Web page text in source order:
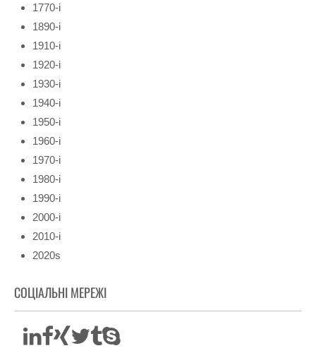
1770-і
1890-і
1910-і
1920-і
1930-і
1940-і
1950-і
1960-і
1970-і
1980-і
1990-і
2000-і
2010-і
2020s
СОЦІАЛЬНІ МЕРЕЖІ